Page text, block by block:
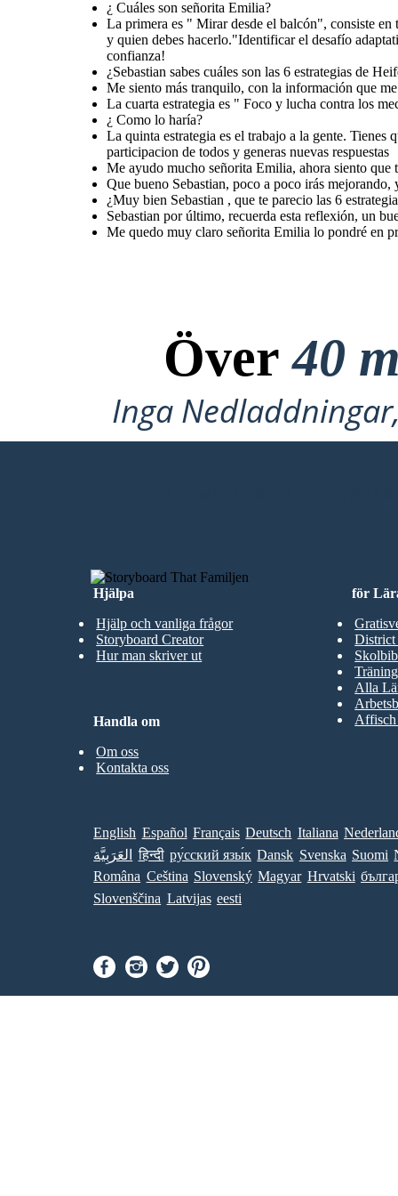
Sebastian por último, recuerda esta
reflexión, un buen lider tiene la actitud
positiva para que las cosas pasen de la idea,
y el proposito a la realidad.
Me quedo muy claro
señorita Emilia lo
pondré en practica para
poder desafiar los
retos de mi equipo de
trabajo, me voy mas
que contento,
¿ Cuáles son señorita Emilia?
La primera es " Mirar desde el balcón", consiste en
y quien debes hacerlo."Identificar el desafío
confianza!
¿Sebastian sabes cuáles son las 6 estrategias de
Me siento más tranquilo, con la información que
La cuarta estrategia es " Foco y lucha contra los
¿ Como lo haría?
La quinta estrategia es el trabajo a la gente.
participacion de todos y generas nuevas respuestas
Me ayudo mucho señorita Emilia, ahora siento
Que bueno Sebastian, poco a poco irás mejorando,
¿Muy bien Sebastian , que te parecio las 6
Sebastian por último, recuerda esta reflexión, un
Me quedo muy claro señorita Emilia lo pondré en
Över40
Inga
Hjälpa
Hjälp och vanliga frågor
Storyboard Creator
Hur man skriver ut
för
District
Alla
Handla om
Om oss
Kontakta oss
English Español Français Deutsch Italiana
العَرَبِيَّة
हिन्दी ру́сский язы́к Dansk Svenska Suomi
Româna Ceština Slovenský Magyar Hrvatski
Slovenščina Latvijas eesti